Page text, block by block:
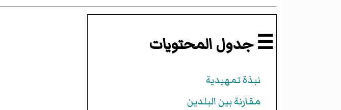
☰ جدول المحتويات
نبذة تمهيدية
مقارنة بين البلدين